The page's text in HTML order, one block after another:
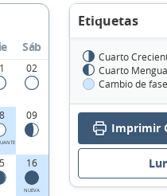
Sáb
02
09
16
NUEVA
Etiquetas
Cuarto
Cuarto
Cambio de fase
Imprimir